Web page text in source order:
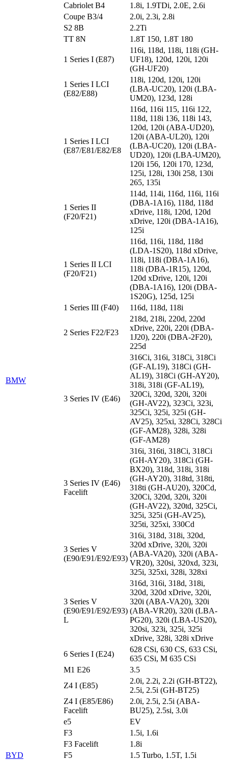
Cabriolet B4
1.8i, 1.9TDi, 2.0E, 2.6i
Coupe B3/4
2.0i, 2.3i, 2.8i
S2 8B
2.2Ti
TT 8N
1.8T 150, 1.8T 180
BMW
1 Series I (E87)
116i, 118d, 118i, 118i (GH-
UF18), 120d, 120i, 120i
(GH-UF20)
1 Series I LCI
(E82/E88)
118i, 120d, 120i, 120i
(LBA-UC20), 120i (LBA-
UM20), 123d, 128i
1 Series I LCI
(E87/E81/E82/E8
116d, 116i 115, 116i 122,
118d, 118i 136, 118i 143,
120d, 120i (ABA-UD20),
120i (ABA-UL20), 120i
(LBA-UC20), 120i (LBA-
UD20), 120i (LBA-UM20),
120i 156, 120i 170, 123d,
125i, 128i, 130i 258, 130i
265, 135i
1 Series II
(F20/F21)
114d, 114i, 116d, 116i, 116i
(DBA-1A16), 118d, 118d
xDrive, 118i, 120d, 120d
xDrive, 120i (DBA-1A16),
125i
1 Series II LCI
(F20/F21)
116d, 116i, 118d, 118d
(LDA-1S20), 118d xDrive,
118i, 118i (DBA-1A16),
118i (DBA-1R15), 120d,
120d xDrive, 120i, 120i
(DBA-1A16), 120i (DBA-
1S20G), 125d, 125i
1 Series III (F40)
116d, 118d, 118i
2 Series F22/F23
218d, 218i, 220d, 220d
xDrive, 220i, 220i (DBA-
1J20), 220i (DBA-2F20),
225d
3 Series IV (E46)
316Ci, 316i, 318Ci, 318Ci
(GF-AL19), 318Ci (GH-
AL19), 318Ci (GH-AY20),
318i, 318i (GF-AL19),
320Ci, 320d, 320i, 320i
(GH-AV22), 323Ci, 323i,
325Ci, 325i, 325i (GH-
AV25), 325xi, 328Ci, 328Ci
(GF-AM28), 328i, 328i
(GF-AM28)
3 Series IV (E46)
Facelift
316i, 316ti, 318Ci, 318Ci
(GH-AY20), 318Ci (GH-
BX20), 318d, 318i, 318i
(GH-AY20), 318td, 318ti,
318ti (GH-AU20), 320Cd,
320Ci, 320d, 320i, 320i
(GH-AV22), 320td, 325Ci,
325i, 325i (GH-AV25),
325ti, 325xi, 330Cd
3 Series V
(E90/E91/E92/E93)
316i, 318d, 318i, 320d,
320d xDrive, 320i, 320i
(ABA-VA20), 320i (ABA-
VR20), 320si, 320xd, 323i,
325i, 325xi, 328i, 328xi
3 Series V
(E90/E91/E92/E93)
L
316d, 316i, 318d, 318i,
320d, 320d xDrive, 320i,
320i (ABA-VA20), 320i
(ABA-VR20), 320i (LBA-
PG20), 320i (LBA-US20),
320si, 323i, 325i, 325i
xDrive, 328i, 328i xDrive
6 Series I (E24)
628 CSi, 630 CS, 633 CSi,
635 CSi, M 635 CSi
M1 E26
3.5
Z4 I (E85)
2.0i, 2.2i, 2.2i (GH-BT22),
2.5i, 2.5i (GH-BT25)
Z4 I (E85/E86)
Facelift
2.0i, 2.5i, 2.5i (ABA-
BU25), 2.5si, 3.0i
BYD
e5
EV
F3
1.5i, 1.6i
F3 Facelift
1.8i
F5
1.5 Turbo, 1.5T, 1.5i